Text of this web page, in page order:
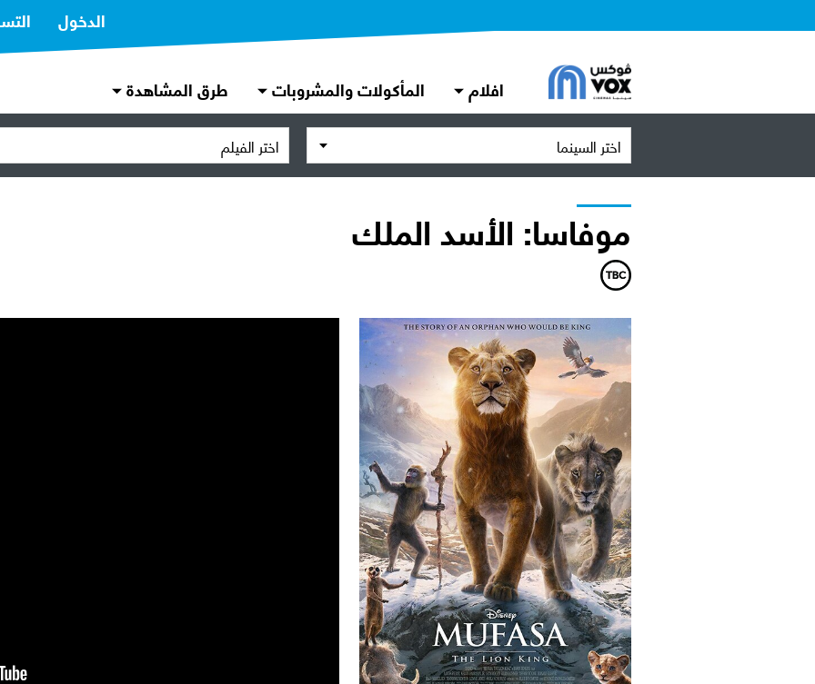
الدخول
افلام المأكولات والمشروبات طرق المشاهدة
اختر السينما اختر الفيلم
موفاسا: الأسد الملك